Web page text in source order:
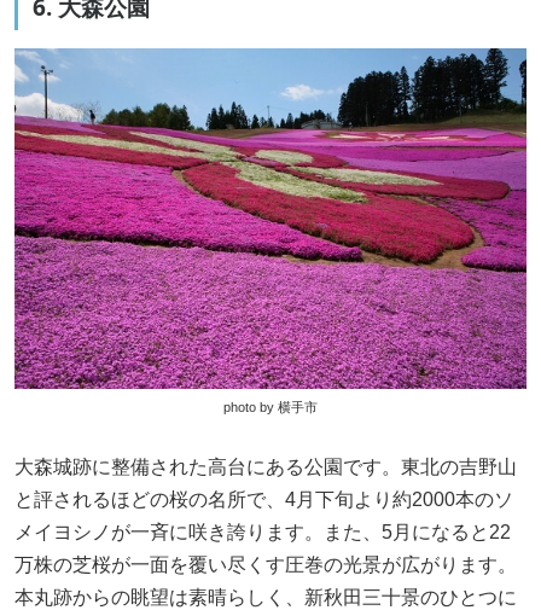
6. 大森公園
photo by 横手市
大森城跡に整備された高台にある公園です。東北の吉野山
と評されるほどの桜の名所で、4月下旬より約2000本のソ
メイヨシノが一斉に咲き誇ります。また、5月になると22
万株の芝桜が一面を覆い尽くす圧巻の光景が広がります。
本丸跡からの眺望は素晴らしく、新秋田三十景のひとつに